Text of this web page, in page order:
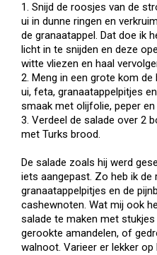
1. Snijd de roosjes van de
ui in dunne ringen en
de granaatappel. Dat doe ik
licht in te snijden en deze
witte vliezen en haal
2. Meng in een grote kom
ui, feta, granaatappelpitjes
smaak met olijfolie, peper
3. Verdeel de salade over 2
met Turks brood.
De salade zoals hij werd
iets aangepast. Zo heb ik de
granaatappelpitjes en de
cashewnoten. Wat mij ook
salade te maken met
gerookte amandelen, of
walnoot. Varieer er lekker